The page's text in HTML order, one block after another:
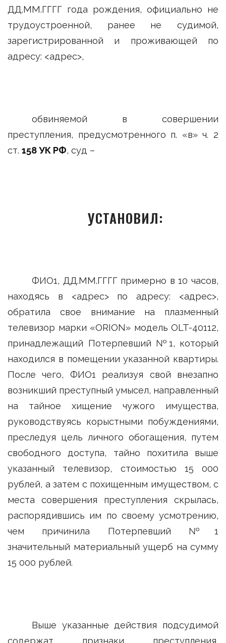
ДД.ММ.ГГГГ года рождения, официально не
трудоустроенной, ранее не судимой,
зарегистрированной и проживающей по
адресу: <адрес>,
обвиняемой в совершении
преступления, предусмотренного п. «в» ч. 2
ст. 158 УК РФ, суд –
УСТАНОВИЛ:
ФИО1, ДД.ММ.ГГГГ примерно в 10 часов,
находясь в <адрес> по адресу: <адрес>,
обратила свое внимание на плазменный
телевизор марки «ORION» модель OLT-40112,
принадлежащий Потерпевший №1, который
находился в помещении указанной квартиры.
После чего, ФИО1 реализуя свой внезапно
возникший преступный умысел, направленный
на тайное хищение чужого имущества,
руководствуясь корыстными побуждениями,
преследуя цель личного обогащения, путем
свободного доступа, тайно похитила выше
указанный телевизор, стоимостью 15 000
рублей, а затем с похищенным имуществом, с
места совершения преступления скрылась,
распорядившись им по своему усмотрению,
чем причинила Потерпевший №1
значительный материальный ущерб на сумму
15 000 рублей.
Выше указанные действия подсудимой
содержат признаки преступления,